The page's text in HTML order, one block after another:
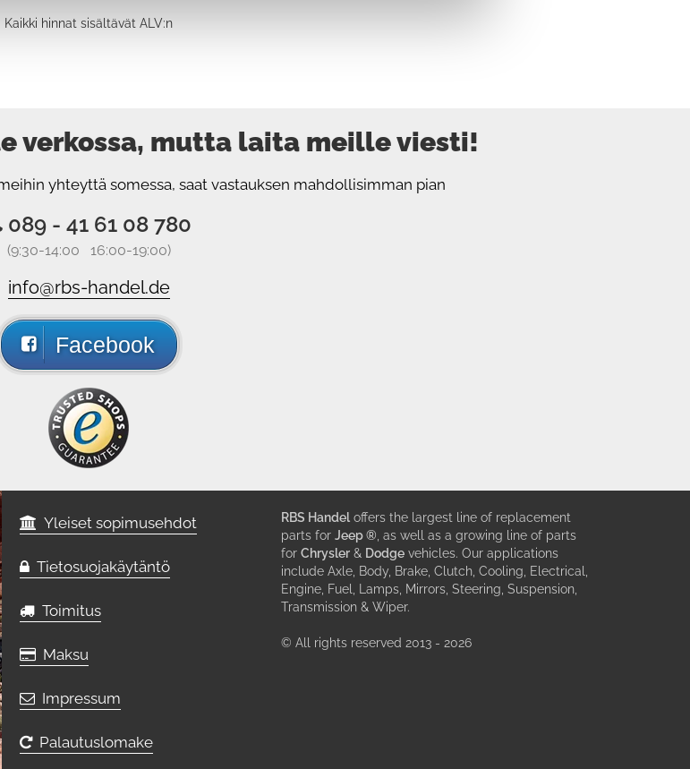
Kaikki hinnat sisältävät ALV:n
verkossa, mutta laita meille viesti!
yhteyttä somessa, saat vastauksen mahdollisimman pian
089 - 41 61 08 780
(9:30-14:00 16:00-19:00)
info@rbs-handel.de
Facebook
Yleiset sopimusehdot
Tietosuojakäytäntö
Toimitus
Maksu
Impressum
Palautuslomake
RBS Handel offers the largest line of replacement
parts for Jeep ® , as well as a growing line of parts
for Chrysler & Dodge vehicles. Our applications
include Axle, Body, Brake, Clutch, Cooling, Electrical,
Engine, Fuel, Lamps, Mirrors, Steering, Suspension,
Transmission & Wiper.
© All rights reserved 2013 - 2026